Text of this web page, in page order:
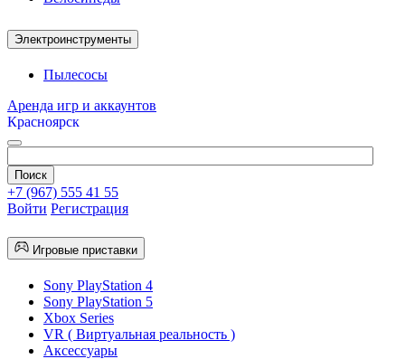
Электроинструменты
Пылесосы
Аренда игр и аккаунтов
Красноярск
+7 (967) 555 41 55
Войти Регистрация
Игровые приставки
Sony PlayStation 4
Sony PlayStation 5
Xbox Series
VR ( Виртуальная реальность )
Аксессуары